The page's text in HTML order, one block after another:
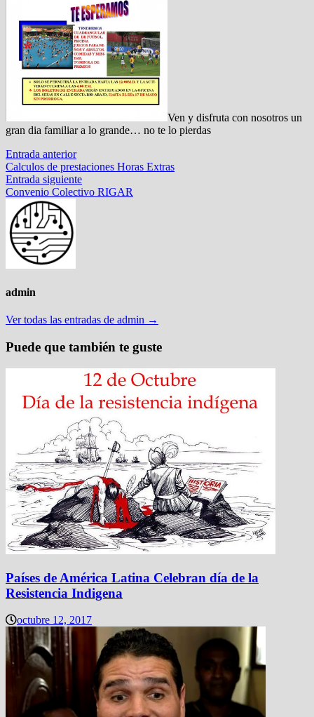
Ven y disfruta con nosotros un
gran dia familiar a lo grande… no te lo pierdas
Navegación
de
entradas
Entrada anteriorEntrada
anterior:
Calculos de prestaciones Horas Extras
Entrada siguienteEntrada
siguiente:
Convenio Colectivo RIGAR
admin
Ver todas las entradas de admin →
Puede que también te guste
Países de América Latina Celebran día de la
Resistencia Indigena
octubre 12, 2017